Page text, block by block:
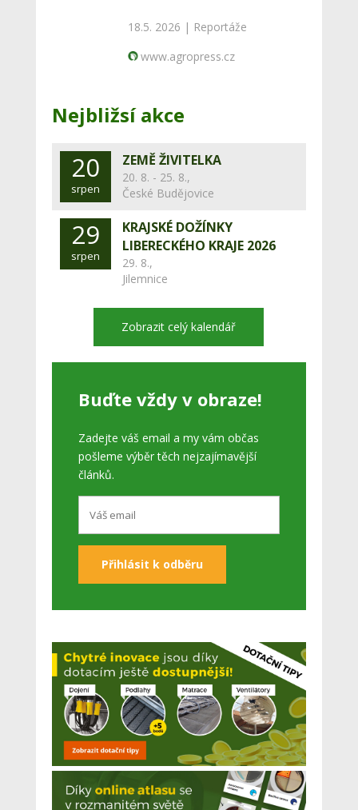
18.5. 2026 | Reportáže
www.agropress.cz
Nejbližsí akce
20
srpen
ZEMĚ ŽIVITELKA
20. 8. - 25. 8.,
České Budějovice
29
srpen
KRAJSKÉ DOŽÍNKY
LIBERECKÉHO KRAJE 2026
29. 8.,
Jilemnice
Zobrazit celý kalendář
Buďte vždy v obraze!
Zadejte váš email a my vám občas
pošleme výběr těch nejzajímavější
článků.